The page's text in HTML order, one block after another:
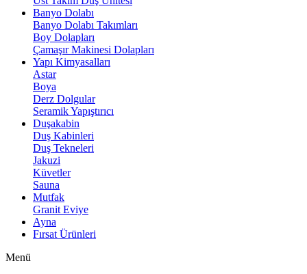
Banyo Dolabı
Banyo Dolabı Takımları
Boy Dolapları
Çamaşır Makinesi Dolapları
Yapı Kimyasalları
Astar
Boya
Derz Dolgular
Seramik Yapıştırıcı
Duşakabin
Duş Kabinleri
Duş Tekneleri
Jakuzi
Küvetler
Sauna
Mutfak
Granit Eviye
Ayna
Fırsat Ürünleri
Menü